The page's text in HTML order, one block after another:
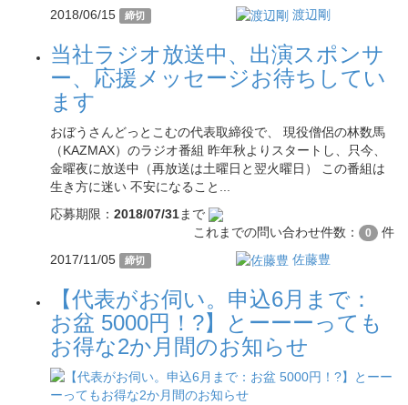
2018/06/15
締切 渡辺剛
当社ラジオ放送中、出演スポンサ
ー、応援メッセージお待ちしてい
ます
おぼうさんどっとこむの代表取締役で、 現役僧侶の林数馬
（KAZMAX）のラジオ番組 昨年秋よりスタートし、只今、
金曜夜に放送中（再放送は土曜日と翌火曜日） この番組は
生き方に迷い 不安になること...
応募期限： 2018/07/31まで
これまでの問い合わせ件数：
0
件
2017/11/05
締切 佐藤豊
【代表がお伺い。申込6月まで：
お盆 5000円！?】とーーーっても
お得な2か月間のお知らせ